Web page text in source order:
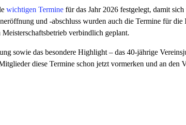
wichtigen Termine für das Jahr 2026 festgelegt, damit
und -abschluss wurden auch die Termine für die
verbindlich geplant.
sowie das besondere Highlight – das 40-jährige
diese Termine schon jetzt vormerken und an den